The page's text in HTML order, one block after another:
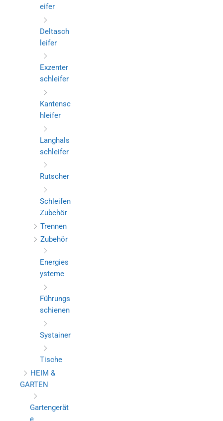
eifer
Deltasch
leifer
Exzenter
schleifer
Kantensc
hleifer
Langhals
schleifer
Rutscher
Schleifen
Zubehör
Trennen
Zubehör
Energies
ysteme
Führungs
schienen
Systainer
Tische
HEIM &
GARTEN
Gartengerät
e